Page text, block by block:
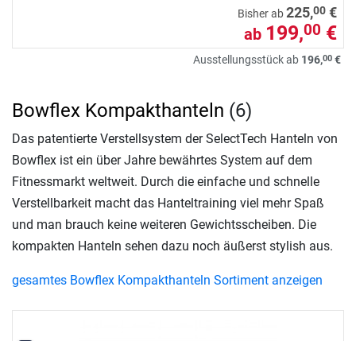
Bisher ab225,00 €
ab 199,00 €
Ausstellungsstück ab 196,00 €
Bowflex Kompakthanteln (6)
Das patentierte Verstellsystem der SelectTech Hanteln von
Bowflex ist ein über Jahre bewährtes System auf dem
Fitnessmarkt weltweit. Durch die einfache und schnelle
Verstellbarkeit macht das Hanteltraining viel mehr Spaß
und man brauch keine weiteren Gewichtsscheiben. Die
kompakten Hanteln sehen dazu noch äußerst stylish aus.
gesamtes Bowflex Kompakthanteln Sortiment anzeigen